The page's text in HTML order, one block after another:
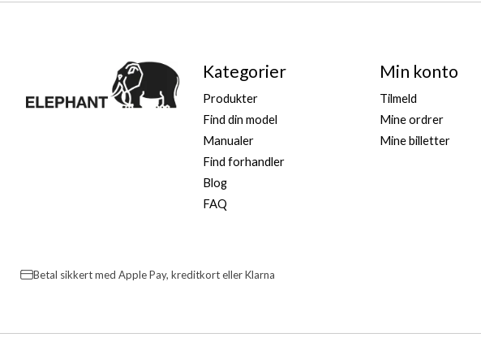
Sikkerhedshenvisninger
Gallagher Europe B.V., Bornholmstraat 62a, 9723 AZ
Kategorier
Produkter
Find din model
Manualer
Find forhandler
Blog
FAQ
Min konto
Tilmeld
Mine ordrer
Mine billetter
Betal sikkert med Apple Pay, kreditkort eller Klarna